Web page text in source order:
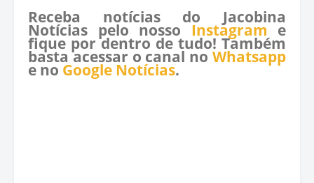
Receba notícias do Jacobina
Notícias pelo nosso Instagram e
fique por dentro de tudo! Também
basta acessar o canal no Whatsapp
e no Google Notícias.